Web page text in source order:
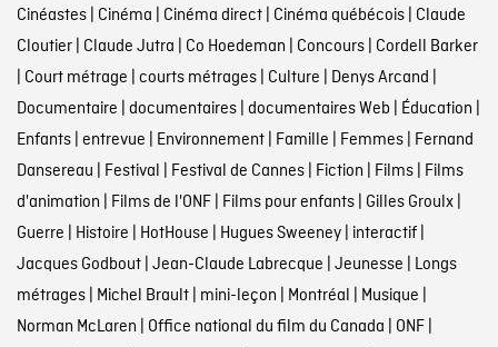
Cinéastes| Cinéma | Cinéma direct| Cinéma québécois| Claude
Cloutier| Claude Jutra | Co Hoedeman | Concours| Cordell Barker
| Court métrage | courts métrages| Culture | Denys Arcand |
Documentaire | documentaires| documentaires Web | Éducation |
Enfants| entrevue | Environnement| Famille | Femmes| Fernand
Dansereau | Festival | Festival de Cannes| Fiction | Films| Films
d'animation | Films de l'ONF| Films pour enfants| Gilles Groulx|
Guerre | Histoire | HotHouse | Hugues Sweeney| interactif|
Jacques Godbout| Jean-Claude Labrecque | Jeunesse | Longs
métrages| Michel Brault| mini-leçon | Montréal | Musique |
Norman McLaren | Office national du film du Canada | ONF|